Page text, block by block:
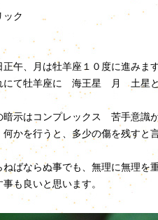
ック
正午、月は牡羊座１０度に進みます
にて牡羊座に 海王星 月 土星と
暗示はコンプレックス 苦手意識
かを行うと、多少の傷を残すと
ねばならぬ事でも、無理に無理
事も良いと思います。